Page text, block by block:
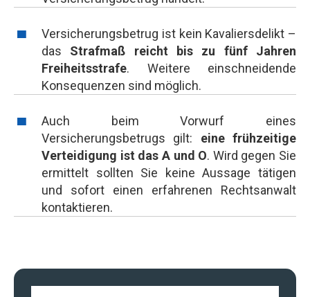
Versicherungsbetrug ist kein Kavaliersdelikt –
das Strafmaß reicht bis zu fünf Jahren
Freiheitsstrafe. Weitere einschneidende
Konsequenzen sind möglich.
Auch beim Vorwurf eines
Versicherungsbetrugs gilt: eine frühzeitige
Verteidigung ist das A und O. Wird gegen Sie
ermittelt sollten Sie keine Aussage tätigen
und sofort einen erfahrenen Rechtsanwalt
kontaktieren.